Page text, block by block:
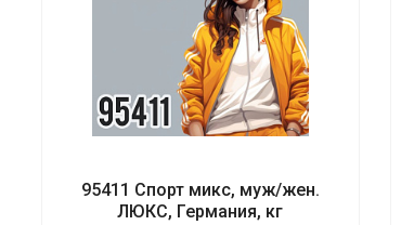
95411 Спорт микс, муж/жен.
ЛЮКС, Германия, кг